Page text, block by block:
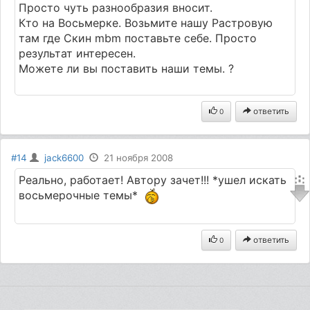
Просто чуть разнообразия вносит.
Кто на Восьмерке. Возьмите нашу Растровую
там где Скин mbm поставьте себе. Просто
результат интересен.
Можете ли вы поставить наши темы. ?
0 ответить
#14 jack6600 21 ноября 2008
Реально, работает! Автору зачет!!! *ушел искать
восьмерочные темы*
0 ответить